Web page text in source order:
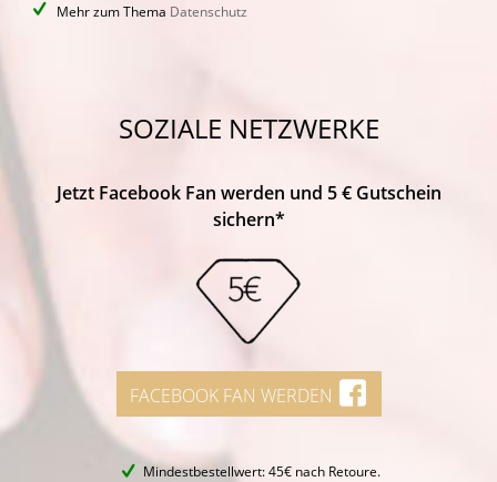
Mehr zum Thema Datenschutz
SOZIALE NETZWERKE
Jetzt Facebook Fan werden und 5 € Gutschein
sichern*
FACEBOOK FAN WERDEN
Mindestbestellwert: 45€ nach Retoure.